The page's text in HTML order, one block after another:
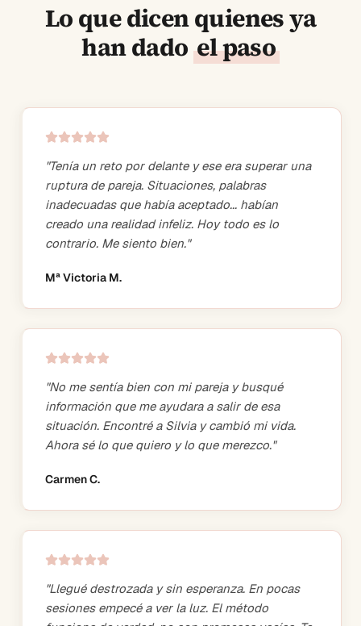
Lo que dicen quienes ya
han dado el paso
"Tenía un reto por delante y ese era superar una
ruptura de pareja. Situaciones, palabras
inadecuadas que había aceptado... habían
creado una realidad infeliz. Hoy todo es lo
contrario. Me siento bien."
Mª Victoria M.
"No me sentía bien con mi pareja y busqué
información que me ayudara a salir de esa
situación. Encontré a Silvia y cambió mi vida.
Ahora sé lo que quiero y lo que merezco."
Carmen C.
"Llegué destrozada y sin esperanza. En pocas
sesiones empecé a ver la luz. El método